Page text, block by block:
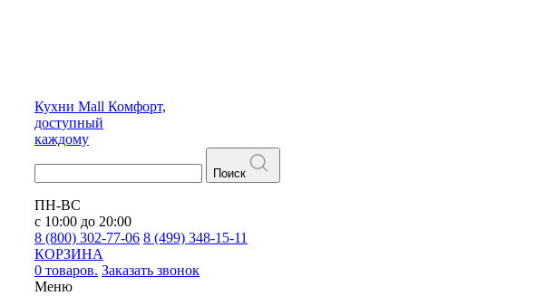
Кухни Mall Комфорт,
доступный
каждому
Поиск
ПН-ВС
с 10:00 до 20:00
8 (800) 302-77-06 8 (499) 348-15-11
КОРЗИНА
0 товаров. Заказать звонок
Меню